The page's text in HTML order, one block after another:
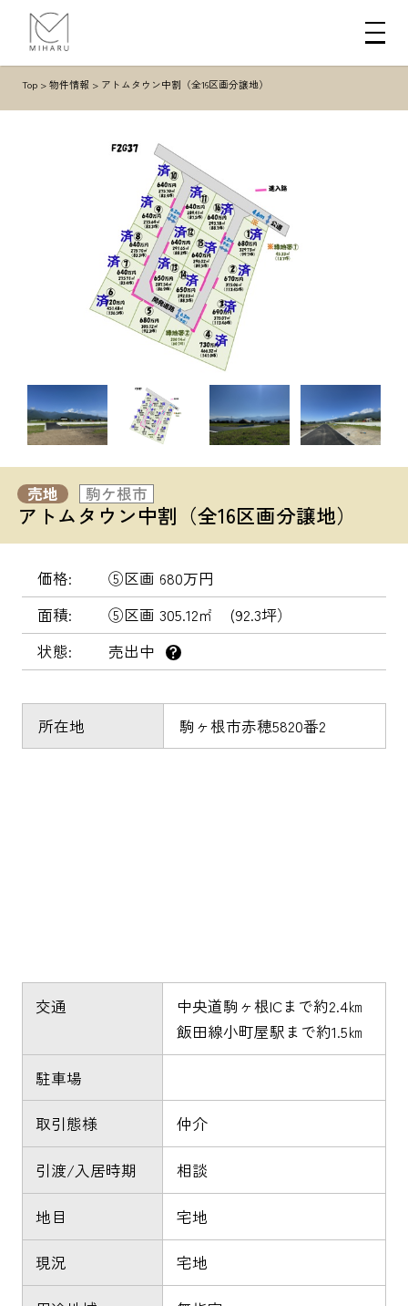
Top> 物件情報 > アトムタウン中割（全16区画分譲地）
売地 駒ケ根市
アトムタウン中割（全16区画分譲地）
価格
⑤区画 680万円
面積
⑤区画 305.12㎡ (92.3坪）
状態
売出中 ？
所在地 駒ヶ根市赤穂5820番2
交通
中央道駒ヶ根ICまで約2.4㎞
飯田線小町屋駅まで約1.5㎞
駐車場
取引態様 仲介
引渡/入居時期 相談
地目 宅地
現況 宅地